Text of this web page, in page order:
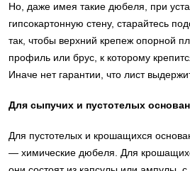
Но, даже имея такие дюбеля, при
гипсокартонную стену, старайтесь
так, чтобы верхний крепеж опорной
профиль или брус, к которому
Иначе нет гарантии, что лист
Для сыпучих и пустотелых
Для пустотелых и крошащихся
— химические дюбеля. Для